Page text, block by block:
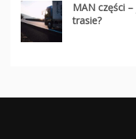
MAN części
trasie?